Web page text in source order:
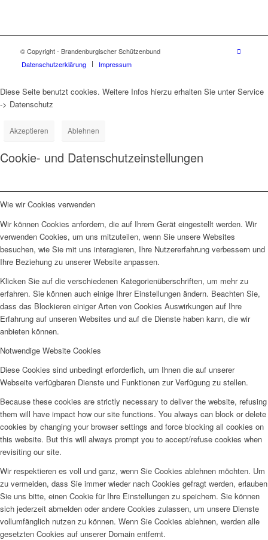
© Copyright - Brandenburgischer Schützenbund
Datenschutzerklärung
Impressum
Diese Seite benutzt cookies. Weitere Infos hierzu erhalten Sie unter Service
-> Datenschutz
Akzeptieren Ablehnen
Cookie- und Datenschutzeinstellungen
Wie wir Cookies verwenden
Wir können Cookies anfordern, die auf Ihrem Gerät eingestellt werden. Wir
verwenden Cookies, um uns mitzuteilen, wenn Sie unsere Websites
besuchen, wie Sie mit uns interagieren, Ihre Nutzererfahrung verbessern und
Ihre Beziehung zu unserer Website anpassen.
Klicken Sie auf die verschiedenen Kategorienüberschriften, um mehr zu
erfahren. Sie können auch einige Ihrer Einstellungen ändern. Beachten Sie,
dass das Blockieren einiger Arten von Cookies Auswirkungen auf Ihre
Erfahrung auf unseren Websites und auf die Dienste haben kann, die wir
anbieten können.
Notwendige Website Cookies
Diese Cookies sind unbedingt erforderlich, um Ihnen die auf unserer
Webseite verfügbaren Dienste und Funktionen zur Verfügung zu stellen.
Because these cookies are strictly necessary to deliver the website, refusing
them will have impact how our site functions. You always can block or delete
cookies by changing your browser settings and force blocking all cookies on
this website. But this will always prompt you to accept/refuse cookies when
revisiting our site.
Wir respektieren es voll und ganz, wenn Sie Cookies ablehnen möchten. Um
zu vermeiden, dass Sie immer wieder nach Cookies gefragt werden, erlauben
Sie uns bitte, einen Cookie für Ihre Einstellungen zu speichern. Sie können
sich jederzeit abmelden oder andere Cookies zulassen, um unsere Dienste
vollumfänglich nutzen zu können. Wenn Sie Cookies ablehnen, werden alle
gesetzten Cookies auf unserer Domain entfernt.